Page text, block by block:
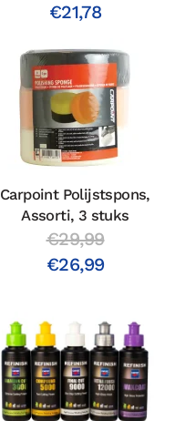
€21,78
Carpoint Polijstspons,
Assorti, 3 stuks
€29,99
€26,99